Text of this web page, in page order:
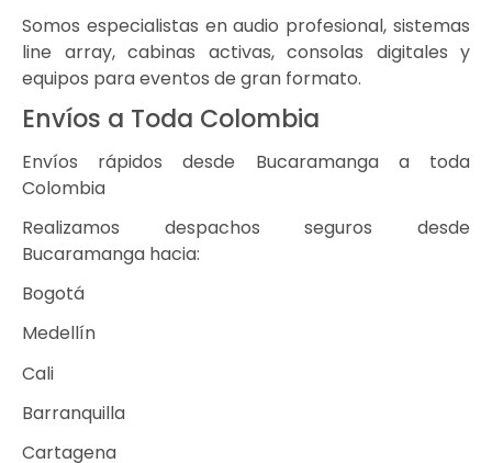
Somos especialistas en audio profesional, sistemas
line array, cabinas activas, consolas digitales y
equipos para eventos de gran formato.
Envíos a Toda Colombia
Envíos rápidos desde Bucaramanga a toda
Colombia
Realizamos despachos seguros desde
Bucaramanga hacia:
Bogotá
Medellín
Cali
Barranquilla
Cartagena